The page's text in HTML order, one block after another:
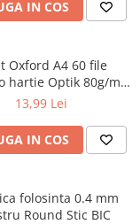
IN COS
Oxford A4 60 file
hartie Optik 80g/mp
Touch Pastel
13,99 Lei
IN COS
folosinta 0.4 mm
Round Stic BIC